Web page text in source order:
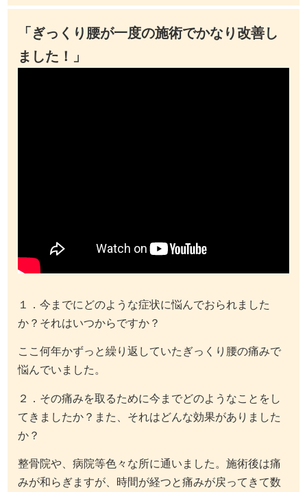
「ぎっくり腰が一度の施術でかなり改善し
ました！」
１．今までにどのような症状に悩んでおられました
か？それはいつからですか？
ここ何年かずっと繰り返していたぎっくり腰の痛みで
悩んでいました。
２．その痛みを取るために今までどのようなことをし
てきましたか？また、それはどんな効果がありました
か？
整骨院や、病院等色々な所に通いました。施術後は痛
みが和らぎますが、時間が経つと痛みが戻ってきて数